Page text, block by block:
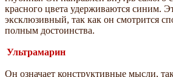
красного цвета удерживаются синим.
эксклюзивный, так как он смотрится
полным достоинства.
Ультрамарин
Он означает конструктивные мысли,